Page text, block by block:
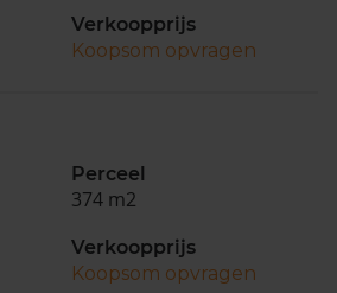
Verkoopprijs
Koopsom opvragen
Perceel
374 m2
Verkoopprijs
Koopsom opvragen